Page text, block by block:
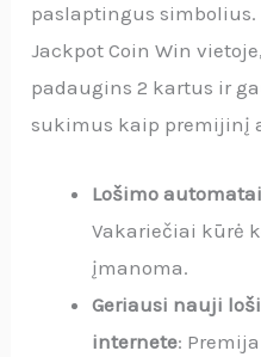
paslaptingus
Jackpot Coin Win
padaugins 2 kartus ir
sukimus kaip premijinį
Lošimo
Vakariečiai kūrė
įmanoma.
Geriausi nauji
internete: